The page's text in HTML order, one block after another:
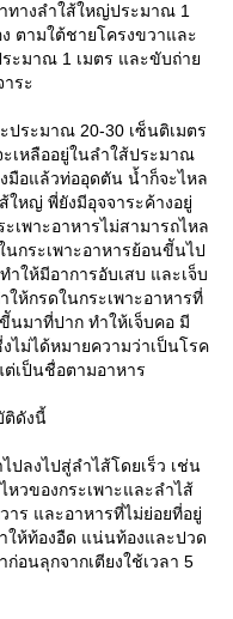
ทางลำใส้ใหญ่ประมาณ 1
ตามใต้ชายโครงขวาและ
ระมาณ 1 เมตร และขับถ่า
าระ
ประมาณ 20-30 เซ็นติเมตร
เหลืออยู่ในลำใส้ประมาณ
มือแล้วท่ออุดตัน น้ำก็จะไหล
ใหญ่ พี่ยังมีอุจจาระค้างอยู่
เพาะอาหารไม่สามารถไหล
กระเพาะอาหารย้อนขีันไป
ให้มีอาการอับเสบ และเจ็บ
ห้กรดในกระเพาะอาหารที่
นมาที่ปาก ทำให้เจ็บคอ มี
ไม่ได้หมายความว่าเป็นโรค
ต่เป็นชื่อตามอาหาร
ติดังนี้
ปลงไปสู่ลำไส้โดยเร็ว เช่น
หวของกระเพาะและลำไส้
ร และอาหารที่ไม่ย่อยที่อยู่
ให้ท้องอืด แน่นท้องและปวด
ก่อนลุกจากเตียงใช้เวลา 5